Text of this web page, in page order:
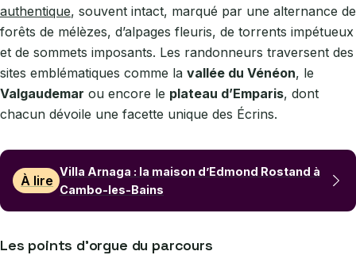
authentique, souvent intact, marqué par une alternance de
forêts de mélèzes, d’alpages fleuris, de torrents impétueux
et de sommets imposants. Les randonneurs traversent des
sites emblématiques comme la vallée du Vénéon, le
Valgaudemar ou encore le plateau d’Emparis, dont
chacun dévoile une facette unique des Écrins.
À lire
Villa Arnaga : la maison d’Edmond Rostand à
Cambo-les-Bains
Les points d’orgue du parcours